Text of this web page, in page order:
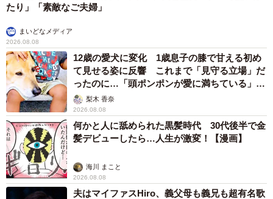
たり」「素敵なご夫婦」
まいどなメディア
2026.08.08
12歳の愛犬に変化 1歳息子の膝で甘える初め
て見せる姿に反響 これまで「見守る立場」だ
ったのに…「頭ポンポンが愛に満ちている」
「尊…」
梨木 香奈
2026.08.08
何かと人に舐められた黒髪時代 30代後半で金
髪デビューしたら…人生が激変！【漫画】
海川 まこと
2026.08.08
夫はマイファスHiro、義父母も義兄も超有名歌